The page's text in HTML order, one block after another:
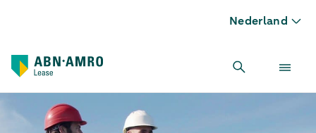
Nederland